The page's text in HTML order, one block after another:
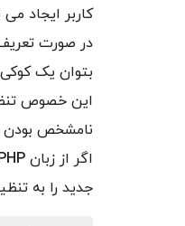
کاربر ایجاد
بتوان یک
این خصوص
نامشخص بودن
اگر از زبان
جدید را به